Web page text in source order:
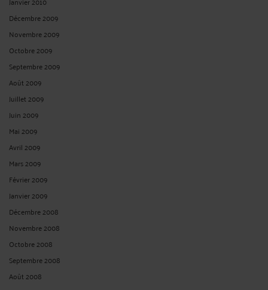
Décembre 2009
Novembre 2009
Octobre 2009
Septembre 2009
Août 2009
Juillet 2009
Juin 2009
Mai 2009
Avril 2009
Mars 2009
Février 2009
Janvier 2009
Décembre 2008
Novembre 2008
Octobre 2008
Septembre 2008
Août 2008